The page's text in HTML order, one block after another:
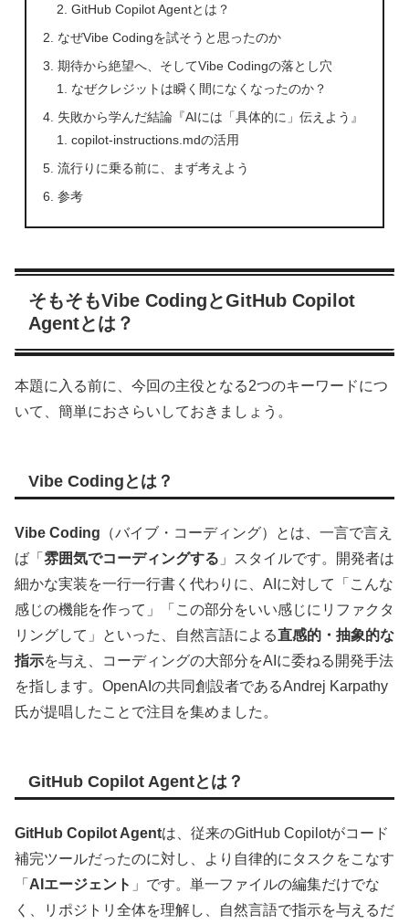
GitHub Copilot Agentとは？
なぜVibe Codingを試そうと思ったのか
期待から絶望へ、そしてVibe Codingの落とし穴
なぜクレジットは瞬く間になくなったのか？
失敗から学んだ結論『AIには「具体的に」伝えよう』
copilot-instructions.mdの活用
流行りに乗る前に、まず考えよう
参考
そもそもVibe CodingとGitHub Copilot
Agentとは？
本題に入る前に、今回の主役となる2つのキーワードにつ
いて、簡単におさらいしておきましょう。
Vibe Codingとは？
Vibe Coding （バイブ・コーディング）とは、一言で言え
ば「 雰囲気でコーディングする 」スタイルです。開発者は
細かな実装を一行一行書く代わりに、AIに対して「こんな
感じの機能を作って」「この部分をいい感じにリファクタ
リングして」といった、自然言語による直感的・抽象的な
指示を与え、コーディングの大部分をAIに委ねる開発手法
を指します。OpenAIの共同創設者であるAndrej Karpathy
氏が提唱したことで注目を集めました。
GitHub Copilot Agentとは？
GitHub Copilot Agentは、従来のGitHub Copilotがコード
補完ツールだったのに対し、より自律的にタスクをこなす
「 AIエージェント 」です。単一ファイルの編集だけでな
く、リポジトリ全体を理解し、自然言語で指示を与えるだ